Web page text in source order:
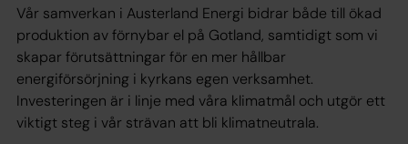
Vår samverkan i Austerland Energi bidrar både till ökad
produktion av förnybar el på Gotland, samtidigt som vi
skapar förutsättningar för en mer hållbar
energiförsörjning i kyrkans egen verksamhet.
Investeringen är i linje med våra klimatmål och utgör ett
viktigt steg i vår strävan att bli klimatneutrala.